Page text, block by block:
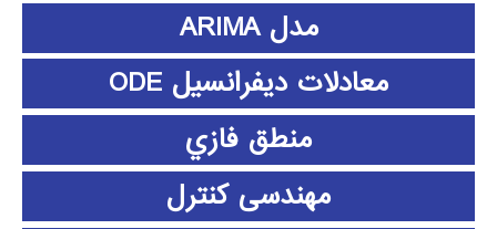
مدل ARIMA
معادلات دیفرانسیل ODE
منطق فازي
مهندسی کنترل